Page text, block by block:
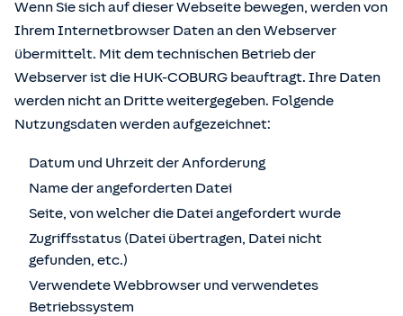
Wenn Sie sich auf dieser Webseite bewegen, werden von
Ihrem Internetbrowser Daten an den Webserver
übermittelt. Mit dem technischen Betrieb der
Webserver ist die HUK-COBURG beauftragt. Ihre Daten
werden nicht an Dritte weitergegeben. Folgende
Nutzungsdaten werden aufgezeichnet:
Datum und Uhrzeit der Anforderung
Name der angeforderten Datei
Seite, von welcher die Datei angefordert wurde
Zugriffsstatus (Datei übertragen, Datei nicht
gefunden, etc.)
Verwendete Webbrowser und verwendetes
Betriebssystem